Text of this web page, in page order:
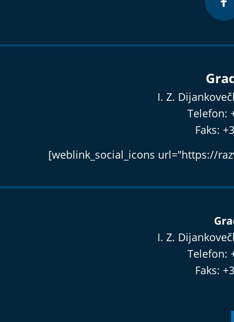
I. Z.
Telefon:
Faks:
[weblink_social_icons url="https://
I. Z.
Telefon:
Faks: